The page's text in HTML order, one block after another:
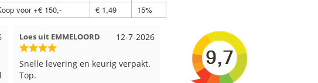
voor +€ 150,-
€ 1,49 15%
12-7-2026
Loes uit EMMELOORD
Snelle levering en keurig verpakt.
Top.
Nell uit Beuningen
Goed verpakt en snelgeleverd